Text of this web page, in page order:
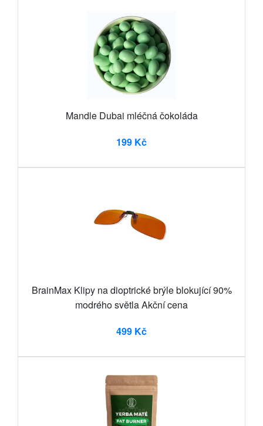
Mandle Dubai mléčná čokoláda
199 Kč
BrainMax Klipy na dioptrické brýle blokující 90%
modrého světla Akční cena
499 Kč